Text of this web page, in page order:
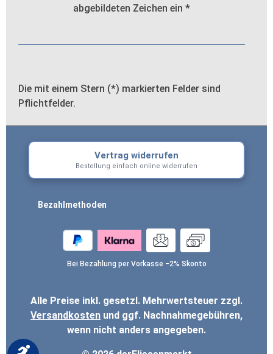
abgebildeten Zeichen ein *
Die mit einem Stern (*) markierten Felder sind
Pflichtfelder.
Vertrag widerrufen
Bestellung einfach online widerrufen
Bezahlmethoden
Bei Bezahlung per Vorkasse −2% Skonto
Alle Preise inkl. gesetzl. Mehrwertsteuer zzgl.
Versandkosten und ggf. Nachnahmegebühren,
wenn nicht anders angegeben.
Werkzeugleiste anzeigen